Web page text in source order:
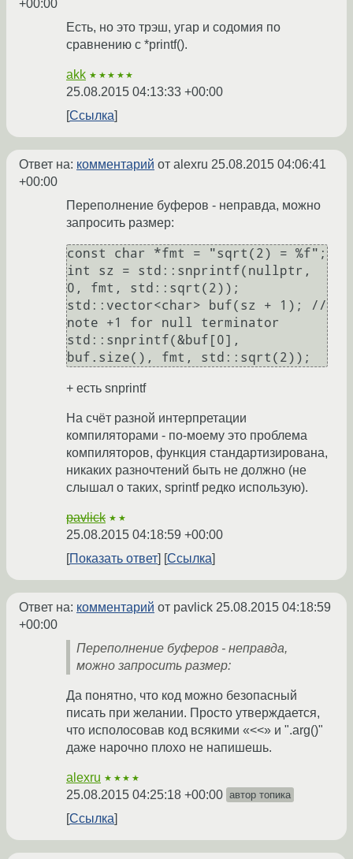
+00:00
Есть, но это трэш, угар и содомия по
сравнению с *printf().
akk ★★★★★
25.08.2015 04:13:33 +00:00
Ссылка
Ответ на: комментарий от alexru 25.08.2015 04:06:41
+00:00
Переполнение буферов - неправда, можно
запросить размер:
const char *fmt = "sqrt(2) = %f";
int sz = std::snprintf(nullptr,
0, fmt, std::sqrt(2));
std::vector<char> buf(sz + 1); //
note +1 for null terminator
std::snprintf(&buf[0],
+ есть snprintf
На счёт разной интерпретации
компиляторами - по-моему это проблема
компиляторов, функция стандартизирована,
никаких разночтений быть не должно (не
слышал о таких, sprintf редко использую).
pavlick ★★
25.08.2015 04:18:59 +00:00
Показать ответ
Ссылка
Ответ на: комментарий от pavlick 25.08.2015 04:18:59
+00:00
Переполнение буферов - неправда,
можно запросить размер:
Да понятно, что код можно безопасный
писать при желании. Просто утверждается,
что исполосовав код всякими «<<» и ".arg()"
даже нарочно плохо не напишешь.
alexru ★★★★
25.08.2015 04:25:18 +00:00 автор топика
Ссылка